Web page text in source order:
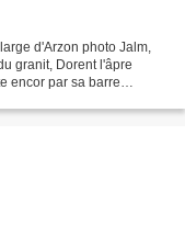
d'Arzon photo Jalm,
granit, Dorent l'âpre
encor par sa barre